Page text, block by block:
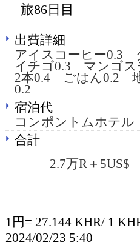
旅86日目
出費詳細
アイスコーヒー0.3
イチゴ0.3 マンゴ
2本0.4 ごはん0.2
0.2
宿泊代
コンポントムホテ
合計
2.7万R＋5US$
1円= 27.144 KHR/ 1
2024/02/23 5:40